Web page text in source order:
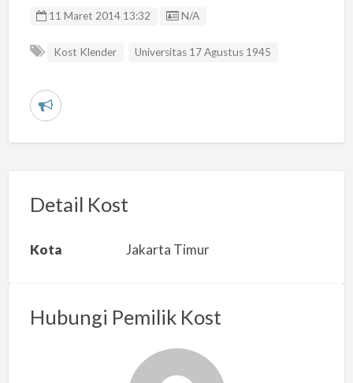
11 Maret 2014 13:32 Listing ID
N/A
Kost Klender Universitas 17 Agustus 1945
L
r
a
s
Detail Kost
Kota Jakarta Timur
Hubungi Pemilik Kost